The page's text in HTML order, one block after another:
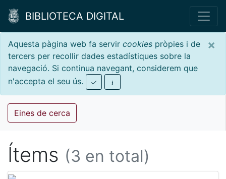
BIBLIOTECA DIGITAL
×
Aquesta pàgina web fa servir cookies pròpies i de
tercers per recollir dades estadístiques sobre la
navegació. Si continua navegant, considerem que
n'accepta el seu ús.
Eines de cerca
Ítems (3 en total)